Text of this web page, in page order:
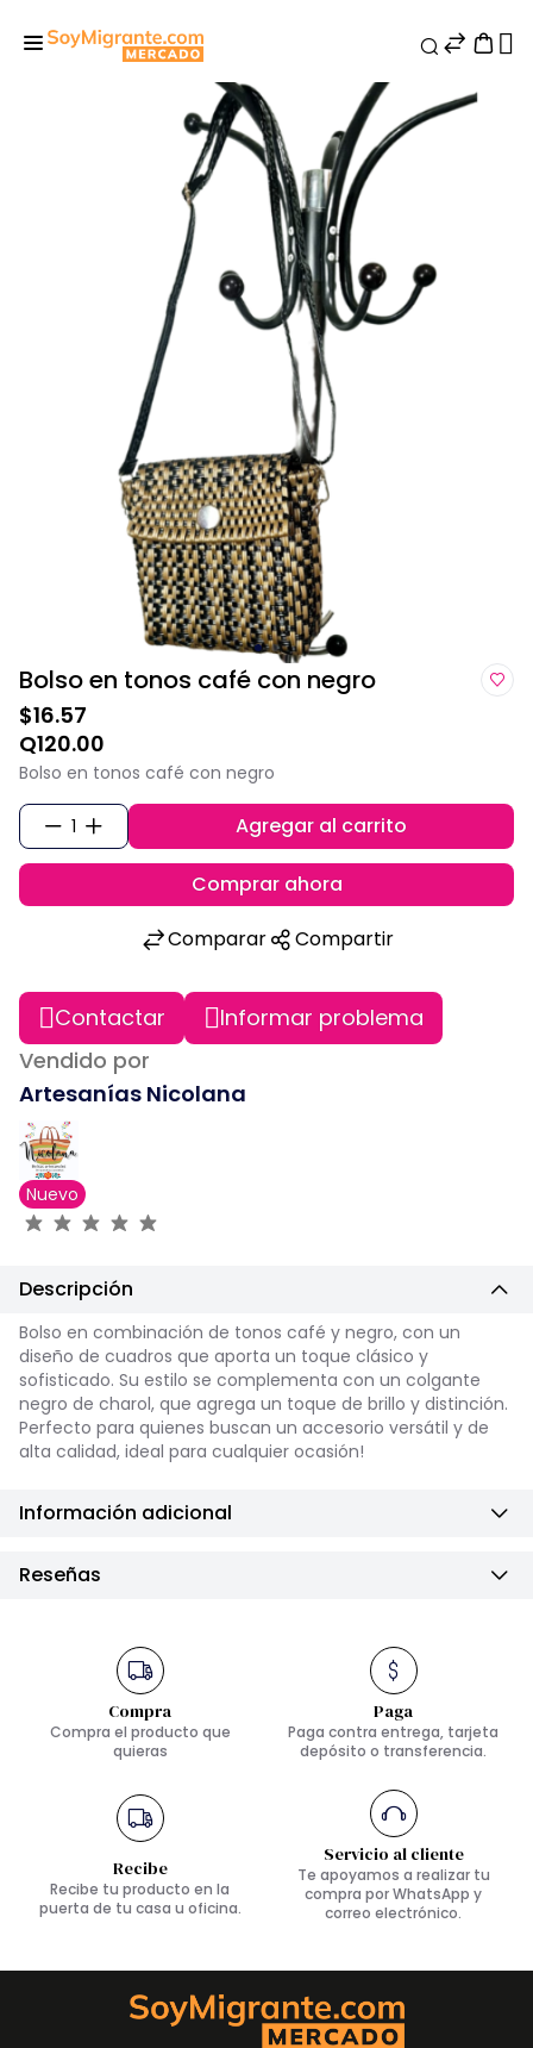
Bolso en tonos café con negro
$16.57
Q120.00
Bolso en tonos café con negro
1 Agregar al carrito
Comprar ahora
Comparar
Compartir
Contactar
Informar problema
Vendido por
Artesanías Nicolana
Nuevo
Descripción
Bolso en combinación de tonos café y negro, con un
diseño de cuadros que aporta un toque clásico y
sofisticado. Su estilo se complementa con un colgante
negro de charol, que agrega un toque de brillo y distinción.
Perfecto para quienes buscan un accesorio versátil y de
alta calidad, ideal para cualquier ocasión!
Información adicional
Reseñas
Compra
Compra el producto que
quieras
Paga
Paga contra entrega, tarjeta
depósito o transferencia.
Recibe
Recibe tu producto en la
puerta de tu casa u oficina.
Servicio al cliente
Te apoyamos a realizar tu
compra por WhatsApp y
correo electrónico.